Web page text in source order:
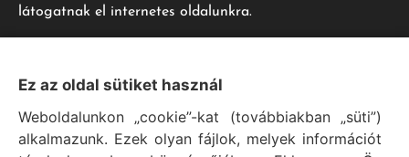
látogatnak el internetes oldalunkra.
Impresszum
Vál Község Önkormányzat hivatalos honlapja
Vál Község Önkormányzat © 1996 - 2020
Ez az oldal sütiket használ
Weboldalunkon „cookie”-kat (továbbiakban „süti”)
alkalmazunk. Ezek olyan fájlok, melyek információt